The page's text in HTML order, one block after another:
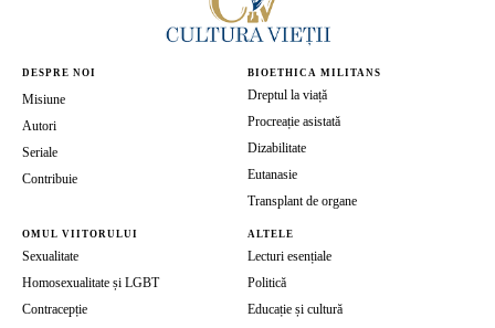
DESPRE NOI
Misiune
Autori
Seriale
Contribuie
BIOETHICA MILITANS
Dreptul la viață
Procreație asistată
Dizabilitate
Eutanasie
Transplant de organe
OMUL VIITORULUI
Sexualitate
Homosexualitate și LGBT
Contracepție
ALTELE
Lecturi esențiale
Politică
Educație și cultură